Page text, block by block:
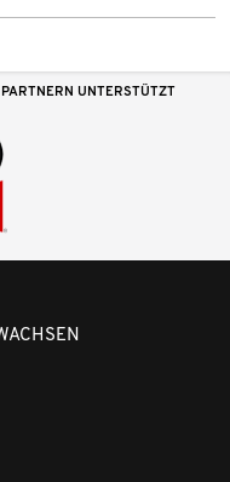
UNTERSTÜTZT